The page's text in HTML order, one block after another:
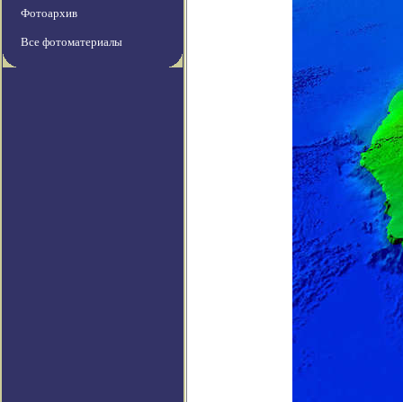
Фотоархив
Все фотоматериалы